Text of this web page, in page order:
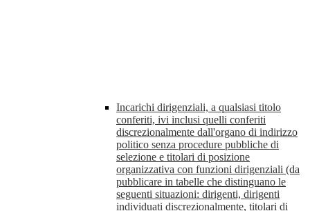
Incarichi dirigenziali, a qualsiasi titolo
conferiti, ivi inclusi quelli conferiti
discrezionalmente dall'organo di indirizzo
politico senza procedure pubbliche di
selezione e titolari di posizione
organizzativa con funzioni dirigenziali (da
pubblicare in tabelle che distinguano le
seguenti situazioni: dirigenti, dirigenti
individuati discrezionalmente, titolari di